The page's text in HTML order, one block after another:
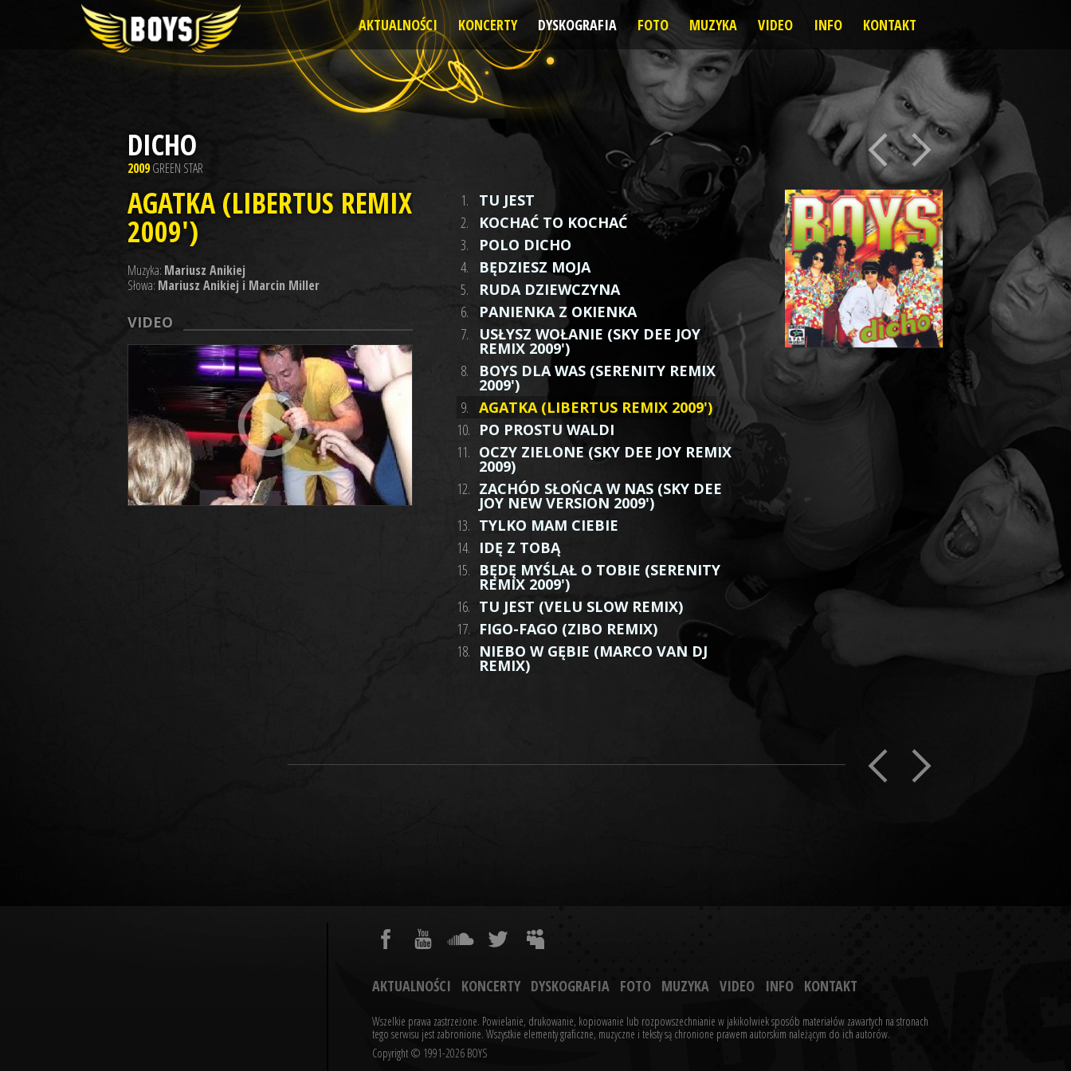
AKTUALNOŚCI KONCERTY DYSKOGRAFIA FOTO MUZYKA VIDEO INFO KONTAKT
DICHO
2009GREEN STAR
AGATKA (LIBERTUS REMIX
2009')
Muzyka: Mariusz Anikiej
Słowa: Mariusz Anikiej i Marcin Miller
VIDEO
1.
TU JEST
2.
KOCHAĆ TO KOCHAĆ
3.
POLO DICHO
4.
BĘDZIESZ MOJA
5.
RUDA DZIEWCZYNA
6.
PANIENKA Z OKIENKA
7.
USŁYSZ WOŁANIE (SKY DEE JOY
REMIX 2009')
8.
BOYS DLA WAS (SERENITY REMIX
2009')
9.
AGATKA (LIBERTUS REMIX 2009')
10. PO PROSTU WALDI
11. OCZY ZIELONE (SKY DEE JOY REMIX
2009)
12. ZACHÓD SŁOŃCA W NAS (SKY DEE
JOY NEW VERSION 2009')
13. TYLKO MAM CIEBIE
14. IDĘ Z TOBĄ
15. BĘDĘ MYŚLAŁ O TOBIE (SERENITY
REMIX 2009')
16. TU JEST (VELU SLOW REMIX)
17. FIGO-FAGO (ZIBO REMIX)
18. NIEBO W GĘBIE (MARCO VAN DJ
REMIX)
AKTUALNOŚCI KONCERTY DYSKOGRAFIA FOTO MUZYKA VIDEO INFO KONTAKT
Wszelkie prawa zastrzeżone. Powielanie, drukowanie, kopiowanie lub rozpowszechnianie w jakikolwiek sposób materiałów zawartych na stronach
tego serwisu jest zabronione. Wszystkie elementy graficzne, muzyczne i teksty są chronione prawem autorskim należącym do ich autorów.
Copyright © 1991-2026 BOYS